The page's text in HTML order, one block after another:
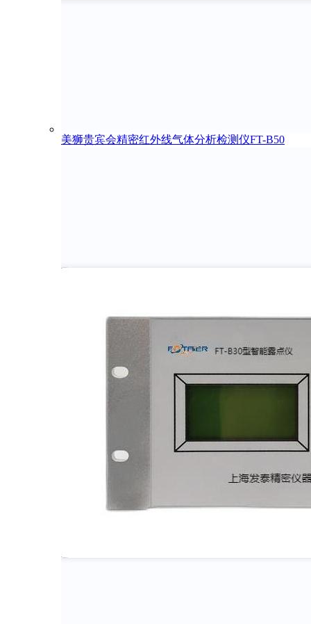
美狮贵宾会精密红外线气体分析检测仪FT-B50